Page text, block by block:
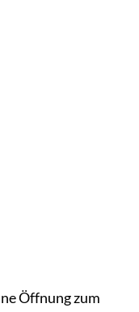
Öffnung zum